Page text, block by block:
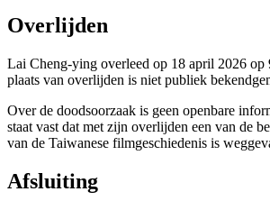
Overlijden
Lai Cheng-ying overleed op 18 april 2026
plaats van overlijden is niet publiek
Over de doodsoorzaak is geen openbare
staat vast dat met zijn overlijden een van de
van de Taiwanese filmgeschiedenis is
Afsluiting